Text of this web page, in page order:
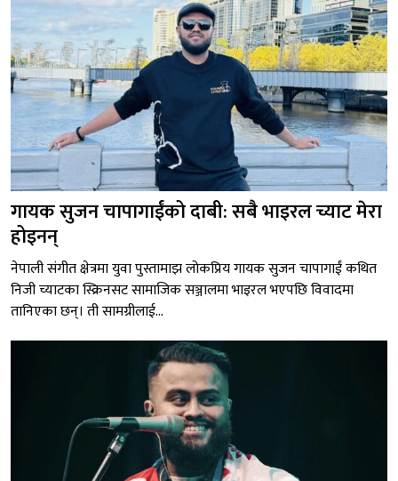
गायक सुजन चापागाईंको दाबी: सबै भाइरल च्याट मेरा
होइनन्
नेपाली संगीत क्षेत्रमा युवा पुस्तामाझ लोकप्रिय गायक सुजन चापागाईं कथित
निजी च्याटका स्क्रिनसट सामाजिक सञ्जालमा भाइरल भएपछि विवादमा
तानिएका छन्। ती सामग्रीलाई...